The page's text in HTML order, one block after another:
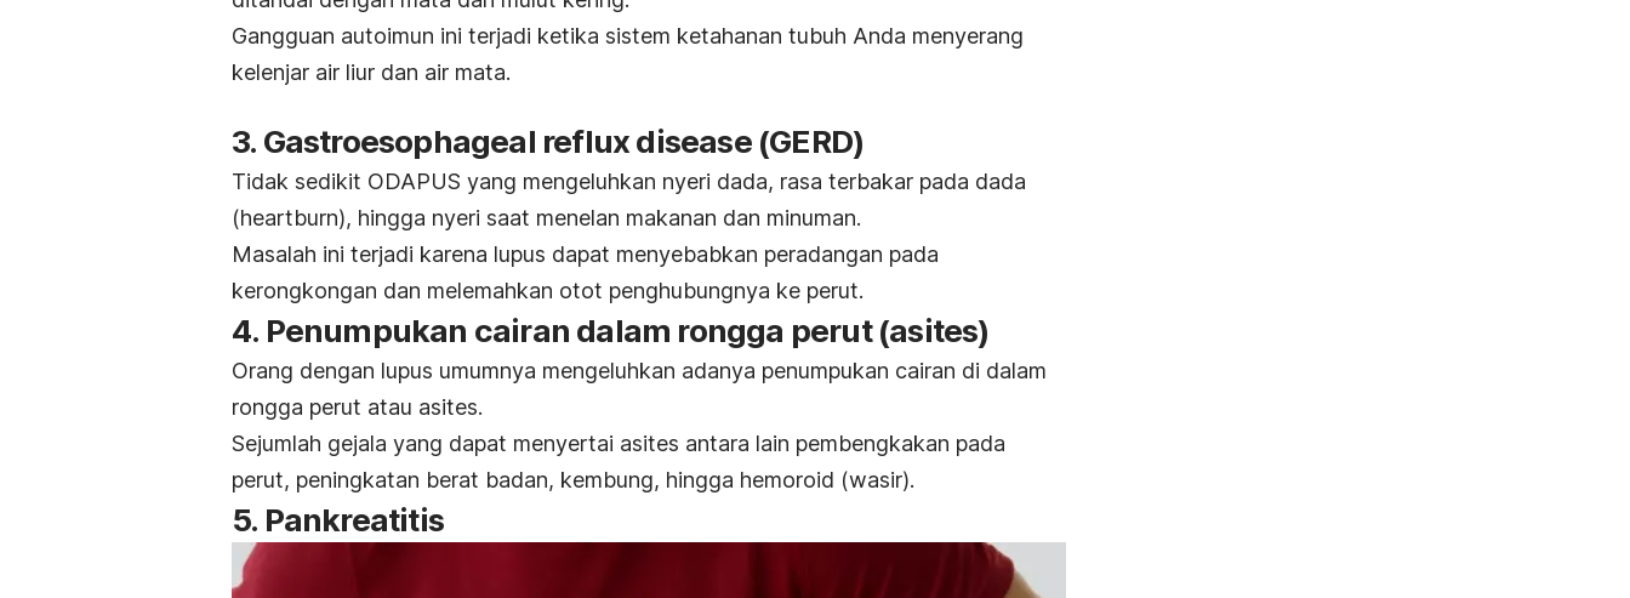
Gangguan autoimun ini terjadi ketika sistem ketahanan tubuh Anda menyerang
kelenjar air liur dan air mata.
3. Gastroesophageal reflux disease(GERD)
Tidak sedikit ODAPUS yang mengeluhkan nyeri dada, rasa terbakar pada dada
(heartburn), hingga nyeri saat menelan makanan dan minuman.
Masalah ini terjadi karena lupus dapat menyebabkan peradangan pada
kerongkongan dan melemahkan otot penghubungnya ke perut.
4. Penumpukan cairan dalam rongga perut (asites)
Orang dengan lupus umumnya mengeluhkan adanya penumpukan cairan di dalam
rongga perut atau asites.
Sejumlah gejala yang dapat menyertai asites antara lain pembengkakan pada
perut, peningkatan berat badan, kembung, hingga hemoroid (wasir).
5. Pankreatitis